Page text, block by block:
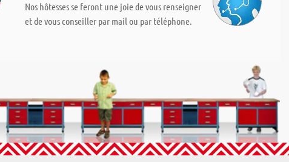
Nos hôtesses se feront une joie de vous renseigner
et de vous conseiller par mail ou par téléphone.